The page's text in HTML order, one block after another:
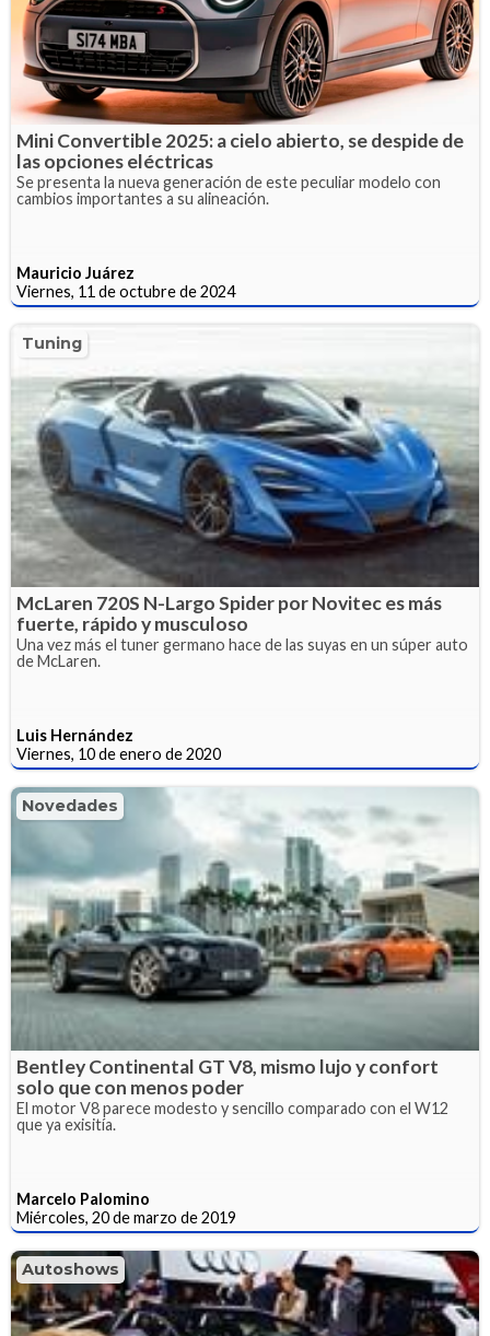
Mini Convertible 2025: a cielo abierto, se despide de
las opciones eléctricas
Se presenta la nueva generación de este peculiar modelo con
cambios importantes a su alineación.
Mauricio Juárez
Viernes, 11 de octubre de 2024
Tuning
McLaren 720S N-Largo Spider por Novitec es más
fuerte, rápido y musculoso
Una vez más el tuner germano hace de las suyas en un súper auto
de McLaren.
Luis Hernández
Viernes, 10 de enero de 2020
Novedades
Bentley Continental GT V8, mismo lujo y confort
solo que con menos poder
El motor V8 parece modesto y sencillo comparado con el W12
que ya exisitía.
Marcelo Palomino
Miércoles, 20 de marzo de 2019
Autoshows